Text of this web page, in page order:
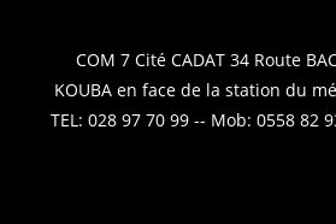
COM 7 Cité CADAT 34 Route
KOUBA en face de la station du
TEL: 028 97 70 99 -- Mob: 0558 82